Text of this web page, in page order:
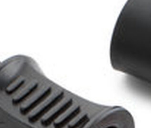
NOORTE JALGRATTADWIDESCAPE
ARCTIC